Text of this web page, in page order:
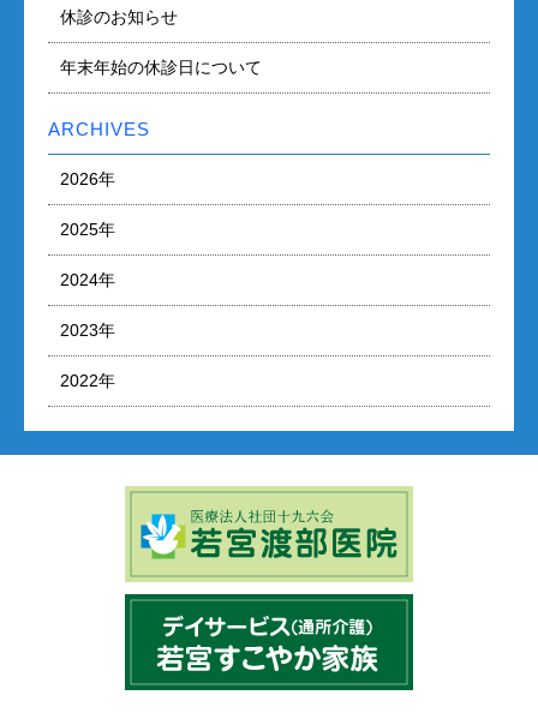
休診のお知らせ
年末年始の休診日について
ARCHIVES
2026年
2025年
2024年
2023年
2022年